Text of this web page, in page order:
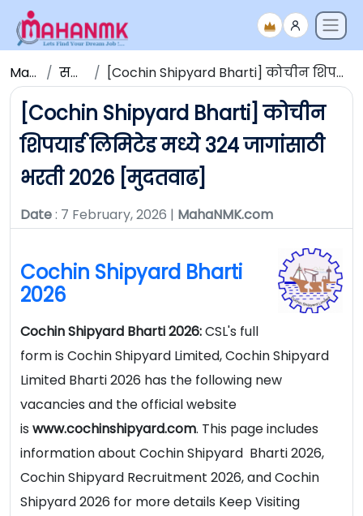
Maha NMK सर्व जाहिराती [Cochin Shipyard Bharti] कोचीन शिपयार्ड लिमिटेड मध्ये 324 जागांसाठी भरती 2026 [मुदतवाढ]
[Cochin Shipyard Bharti] कोचीन
शिपयार्ड लिमिटेड मध्ये 324 जागांसाठी
भरती 2026 [मुदतवाढ]
Date: 7 February, 2026 | MahaNMK.com
Cochin Shipyard Bharti
2026
Cochin Shipyard Bharti 2026:CSL's full
form is Cochin Shipyard Limited, Cochin Shipyard
Limited Bharti 2026 has the following new
vacancies and the official website
is www.cochinshipyard.com. This page includes
information about Cochin Shipyard Bharti 2026,
Cochin Shipyard Recruitment 2026, and Cochin
Shipyard 2026 for more details Keep Visiting